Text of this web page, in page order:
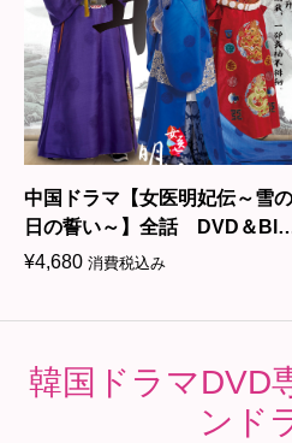
中国ドラマ【女医明妃伝～雪の
日の誓い～】全話 DVD＆
ray
¥4,680 消費税込み
韓国ドラマ
ンド